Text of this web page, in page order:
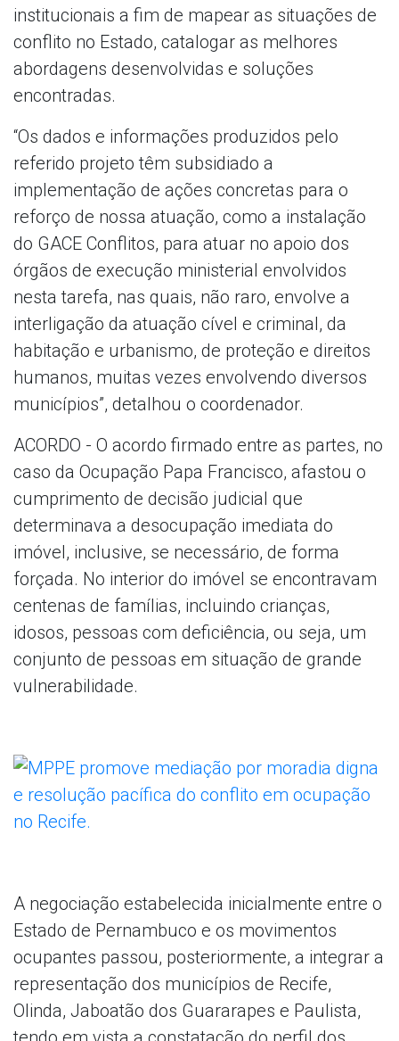
institucionais a fim de mapear as situações de
conflito no Estado, catalogar as melhores
abordagens desenvolvidas e soluções
encontradas.
“Os dados e informações produzidos pelo
referido projeto têm subsidiado a
implementação de ações concretas para o
reforço de nossa atuação, como a instalação
do GACE Conflitos, para atuar no apoio dos
órgãos de execução ministerial envolvidos
nesta tarefa, nas quais, não raro, envolve a
interligação da atuação cível e criminal, da
habitação e urbanismo, de proteção e direitos
humanos, muitas vezes envolvendo diversos
municípios”, detalhou o coordenador.
ACORDO - O acordo firmado entre as partes, no
caso da Ocupação Papa Francisco, afastou o
cumprimento de decisão judicial que
determinava a desocupação imediata do
imóvel, inclusive, se necessário, de forma
forçada. No interior do imóvel se encontravam
centenas de famílias, incluindo crianças,
idosos, pessoas com deficiência, ou seja, um
conjunto de pessoas em situação de grande
vulnerabilidade.
A negociação estabelecida inicialmente entre o
Estado de Pernambuco e os movimentos
ocupantes passou, posteriormente, a integrar a
representação dos municípios de Recife,
Olinda, Jaboatão dos Guararapes e Paulista,